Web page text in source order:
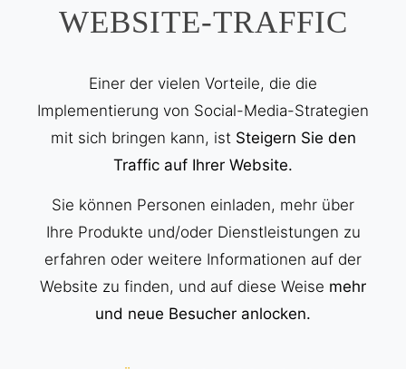
WEBSITE-TRAFFIC
Einer der vielen Vorteile, die die
Implementierung von Social-Media-Strategien
mit sich bringen kann, ist Steigern Sie den
Traffic auf Ihrer Website.
Sie können Personen einladen, mehr über
Ihre Produkte und/oder Dienstleistungen zu
erfahren oder weitere Informationen auf der
Website zu finden, und auf diese Weise mehr
und neue Besucher anlocken.